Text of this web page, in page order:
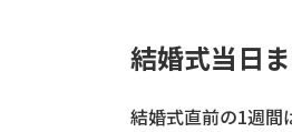
結婚式当日
結婚式直前の1週間